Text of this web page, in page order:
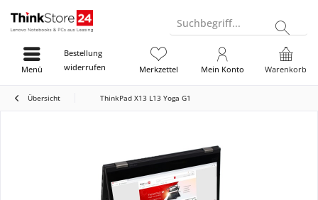
Suchbegriff...
Bestellung
widerrufen
Warenkorb
Merkzettel Mein Konto
Menü
Übersicht ThinkPad X13 L13 Yoga G1